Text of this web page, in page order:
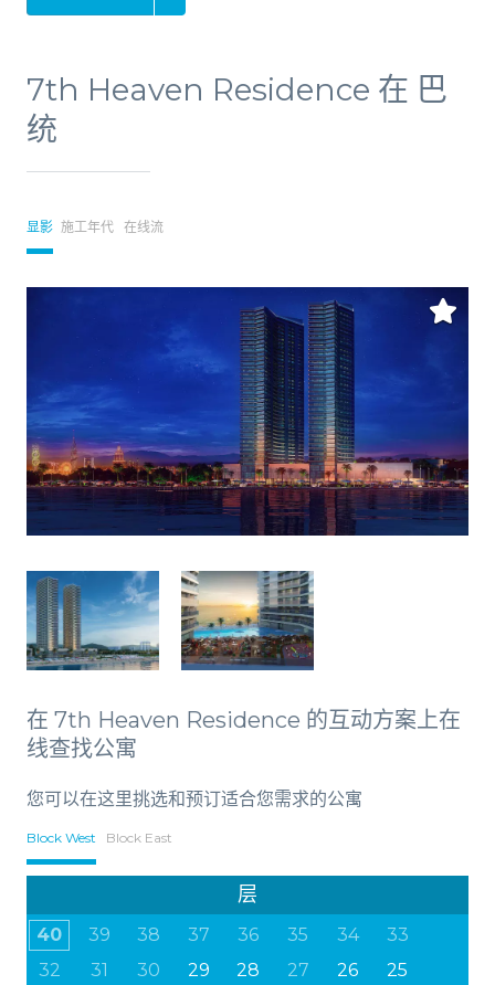
7th Heaven Residence 在 巴
统
显影 施工年代 在线流
在 7th Heaven Residence 的互动方案上在
线查找公寓
您可以在这里挑选和预订适合您需求的公寓
Block West Block East
层
40 39 38 37 36 35 34
33
32
31 30 29 28 27 26
25